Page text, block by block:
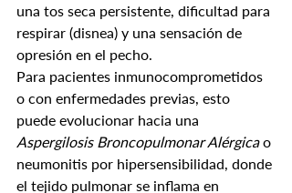
una tos seca persistente, dificultad para
respirar (disnea) y una sensación de
opresión en el pecho.
Para pacientes inmunocomprometidos
o con enfermedades previas, esto
puede evolucionar hacia una
Aspergilosis Broncopulmonar Alérgica o
neumonitis por hipersensibilidad, donde
el tejido pulmonar se inflama en